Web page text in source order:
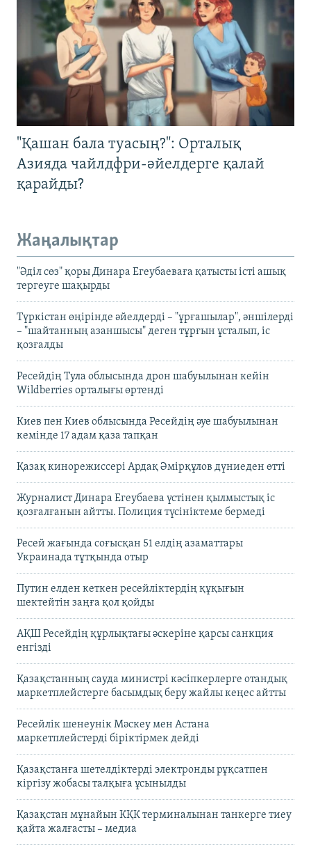
"Қашан бала туасың?": Орталық
Азияда чайлдфри-әйелдерге қалай
қарайды?
Жаңалықтар
"Әділ сөз" қоры Динара Егеубаеваға қатысты істі ашық
тергеуге шақырды
Түркістан өңірінде әйелдерді – "ұрғашылар", әншілерді
– "шайтанның азаншысы" деген тұрғын ұсталып, іс
қозғалды
Ресейдің Тула облысында дрон шабуылынан кейін
Wildberries орталығы өртенді
Киев пен Киев облысында Ресейдің әуе шабуылынан
кемінде 17 адам қаза тапқан
Қазақ кинорежиссері Ардақ Әмірқұлов дүниеден өтті
Журналист Динара Егеубаева үстінен қылмыстық іс
қозғалғанын айтты. Полиция түсініктеме бермеді
Ресей жағында соғысқан 51 елдің азаматтары
Украинада тұтқында отыр
Путин елден кеткен ресейліктердің құқығын
шектейтін заңға қол қойды
АҚШ Ресейдің құрлықтағы әскеріне қарсы санкция
енгізді
Қазақстанның сауда министрі кәсіпкерлерге отандық
маркетплейстерге басымдық беру жайлы кеңес айтты
Ресейлік шенеунік Мәскеу мен Астана
маркетплейстерді біріктірмек дейді
Қазақстанға шетелдіктерді электронды рұқсатпен
кіргізу жобасы талқыға ұсынылды
Қазақстан мұнайын КҚК терминалынан танкерге тиеу
қайта жалғасты – медиа